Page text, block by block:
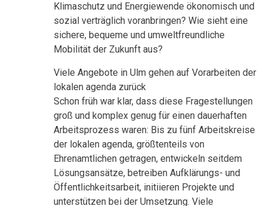
Klimaschutz und Energiewende ökonomisch und
sozial verträglich voranbringen? Wie sieht eine
sichere, bequeme und umweltfreundliche
Mobilität der Zukunft aus?
Viele Angebote in Ulm gehen auf Vorarbeiten der
lokalen agenda zurück
Schon früh war klar, dass diese Fragestellungen
groß und komplex genug für einen dauerhaften
Arbeitsprozess waren: Bis zu fünf Arbeitskreise
der lokalen agenda, größtenteils von
Ehrenamtlichen getragen, entwickeln seitdem
Lösungsansätze, betreiben Aufklärungs- und
Öffentlichkeitsarbeit, initiieren Projekte und
unterstützen bei der Umsetzung. Viele